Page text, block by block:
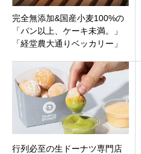
完全無添加&国産小麦100%の
「パン以上、ケーキ未満。」
「経堂農大通りベッカリー」
3月25日（木）オープン
行列必至の生ドーナツ専門店